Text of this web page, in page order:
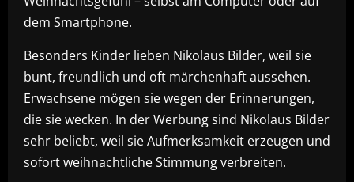
dem Smartphone.
Besonders Kinder lieben Nikolaus Bilder, weil sie
bunt, freundlich und oft märchenhaft aussehen.
Erwachsene mögen sie wegen der Erinnerungen,
die sie wecken. In der Werbung sind Nikolaus Bilder
sehr beliebt, weil sie Aufmerksamkeit erzeugen und
sofort weihnachtliche Stimmung verbreiten.